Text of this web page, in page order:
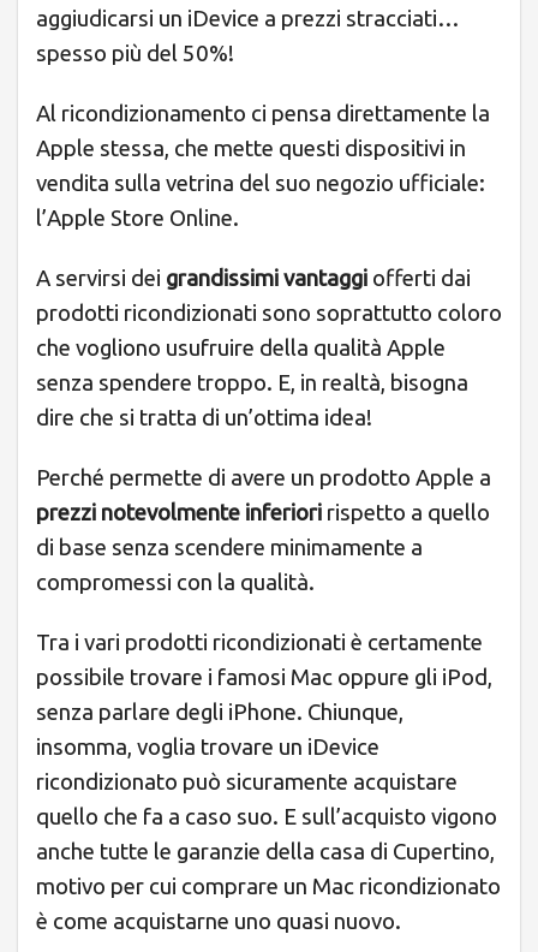
aggiudicarsi un iDevice a prezzi stracciati…
spesso più del 50%!
Al ricondizionamento ci pensa direttamente la
Apple stessa, che mette questi dispositivi in
vendita sulla vetrina del suo negozio ufficiale:
l’Apple Store Online.
A servirsi dei grandissimi vantaggi offerti dai
prodotti ricondizionati sono soprattutto coloro
che vogliono usufruire della qualità Apple
senza spendere troppo. E, in realtà, bisogna
dire che si tratta di un’ottima idea!
Perché permette di avere un prodotto Apple a
prezzi notevolmente inferiori rispetto a quello
di base senza scendere minimamente a
compromessi con la qualità.
Tra i vari prodotti ricondizionati è certamente
possibile trovare i famosi Mac oppure gli iPod,
senza parlare degli iPhone. Chiunque,
insomma, voglia trovare un iDevice
ricondizionato può sicuramente acquistare
quello che fa a caso suo. E sull’acquisto vigono
anche tutte le garanzie della casa di Cupertino,
motivo per cui comprare un Mac ricondizionato
è come acquistarne uno quasi nuovo.